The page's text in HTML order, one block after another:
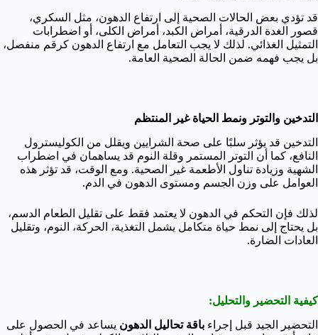
قد تؤدي بعض الحالات الصحية إلى ارتفاع الدهون، مثل السكري،
قصور الغدة الدرقية، أمراض الكبد، أمراض الكلى، أو اضطرابات
التمثيل الغذائي. لذلك لا يجب التعامل مع ارتفاع الدهون كرقم منفصل،
بل يجب فهمه ضمن الحالة الصحية العامة.
التدخين والتوتر ونمط الحياة غير المنتظم
التدخين قد يؤثر سلبًا على صحة الشرايين ويقلل من الكوليسترول
النافع، كما أن التوتر المستمر وقلة النوم قد يساهمان في اضطراب
الشهية وزيادة تناول الأطعمة غير الصحية. ومع الوقت، قد تؤثر هذه
العوامل على وزن الجسم ومستوى الدهون في الدم.
لذلك فإن التحكم في الدهون لا يعتمد فقط على تقليل الطعام الدسم،
بل يحتاج إلى نمط حياة متكامل يشمل التغذية، الحركة، النوم، وتقليل
العادات الضارة.
كيفية التحضير والتحليل:
التحضير الجيد قبل إجراء باقة تحاليل الدهون يساعد في الحصول على